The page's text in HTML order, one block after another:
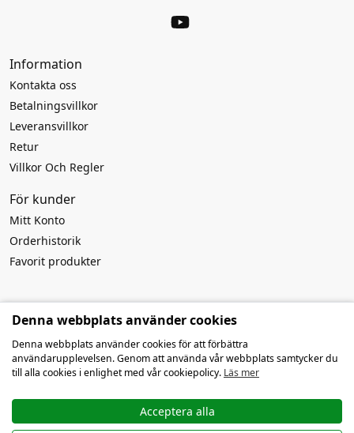
Information
Kontakta oss
Betalningsvillkor
Leveransvillkor
Retur
Villkor Och Regler
För kunder
Mitt Konto
Orderhistorik
Favorit produkter
Rekvisita till
MB Atviros idėjos
Företagskod: 303916994
Momsnummer: LT100009259419
Kontonummer: LT127300010142639019
E-post:info@openauto.se
Denna webbplats använder cookies
Denna webbplats använder cookies för att förbättra
användarupplevelsen. Genom att använda vår webbplats samtycker du
till alla cookies i enlighet med vår cookiepolicy. Läs mer
Acceptera alla